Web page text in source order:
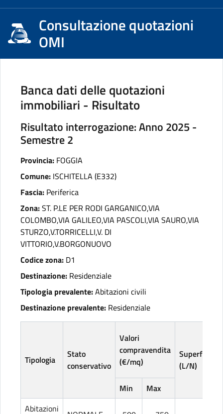
Consultazione quotazioni
OMI
Banca dati delle quotazioni
immobiliari - Risultato
Risultato interrogazione: Anno 2025 -
Semestre 2
Provincia: FOGGIA
Comune: ISCHITELLA (E332)
Fascia: Periferica
Zona:ST. P.LE PER RODI GARGANICO,VIA
COLOMBO,VIA GALILEO,VIA PASCOLI,VIA SAURO,VIA
STURZO,V.TORRICELLI,V. DI
VITTORIO,V.BORGONUOVO
Codice zona: D1
Destinazione: Residenziale
Tipologia prevalente:Abitazioni civili
Destinazione prevalente: Residenziale
Tipologia
Stato
conservativo
Valori
compravendita
(€/mq)
Superficie
(L/N)
Min
Max
Abitazioni